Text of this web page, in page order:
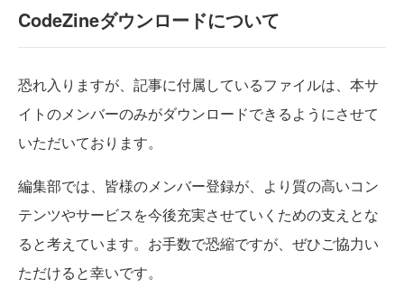
CodeZineダウンロードについて
恐れ入りますが、記事に付属しているファイルは、本サ
イトのメンバーのみがダウンロードできるようにさせて
いただいております。
編集部では、皆様のメンバー登録が、より質の高いコン
テンツやサービスを今後充実させていくための支えとな
ると考えています。お手数で恐縮ですが、ぜひご協力い
ただけると幸いです。